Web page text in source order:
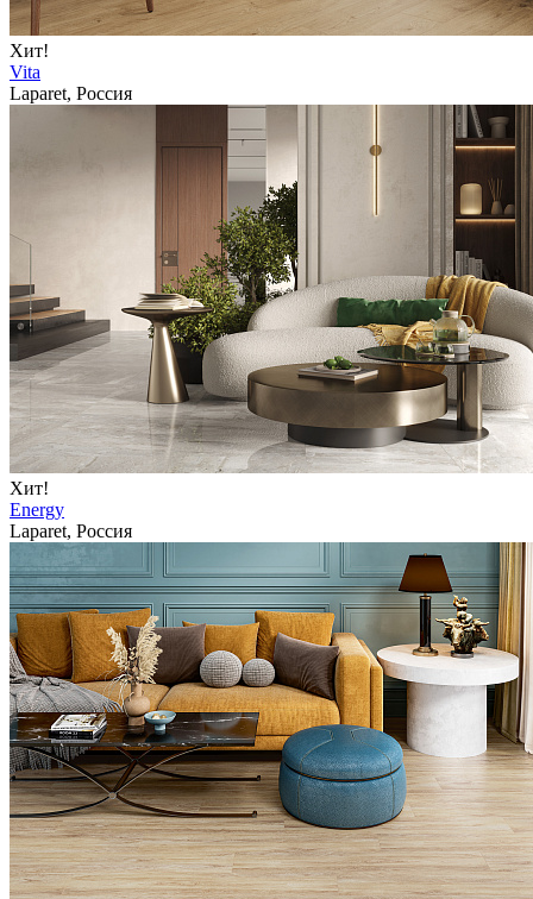
Хит!
Vita
Laparet, Россия
Хит!
Energy
Laparet, Россия